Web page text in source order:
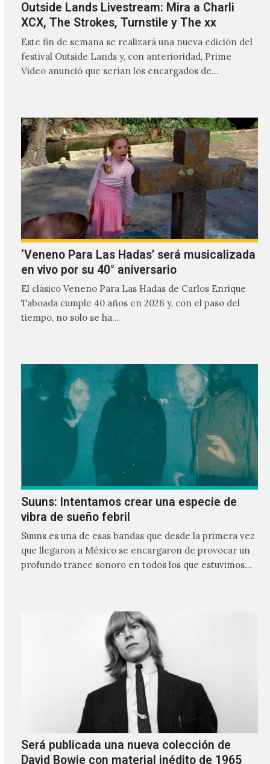
Outside Lands Livestream: Mira a Charli
XCX, The Strokes, Turnstile y The xx
Este fin de semana se realizará una nueva edición del
festival Outside Lands y, con anterioridad, Prime
Video anunció que serían los encargados de
‘Veneno Para Las Hadas’ será musicalizada
en vivo por su 40° aniversario
El clásico Veneno Para Las Hadas de Carlos Enrique
Taboada cumple 40 años en 2026 y, con el paso del
tiempo, no solo se ha…
Suuns: Intentamos crear una especie de
vibra de sueño febril
Suuns es una de esas bandas que desde la primera vez
que llegaron a México se encargaron de provocar un
profundo trance sonoro en todos los que estuvimos
Será publicada una nueva colección de
David Bowie con material inédito de 1965